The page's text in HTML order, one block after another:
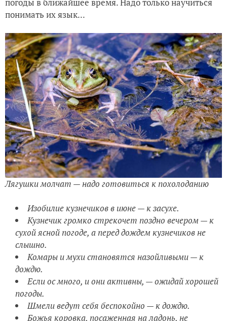
понимать их язык...
Лягушки молчат — надо готовиться к похолоданию
Изобилие кузнечиков в июне — к засухе.
Кузнечик громко стрекочет поздно вечером — к
сухой ясной погоде, а перед дождем кузнечиков не
слышно.
Комары и мухи становятся назойливыми — к
дождю.
Если ос много, и они активны, — ожидай хорошей
погоды.
Шмели ведут себя беспокойно — к дождю.
Божья коровка, посаженная на ладонь, не